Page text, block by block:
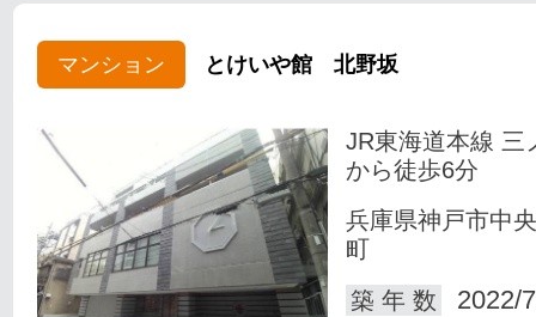
マンション とけいや館 北野坂
JR東海道本線 三
から徒歩6分
兵庫県神戸市中
町
築 年 数
2022/